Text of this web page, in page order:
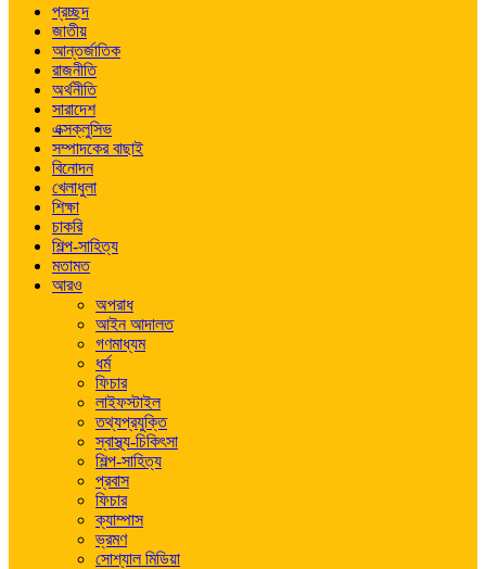
প্রচ্ছদ
জাতীয়
আন্তর্জাতিক
রাজনীতি
অর্থনীতি
সারাদেশ
এক্সক্লুসিভ
সম্পাদকের বাছাই
বিনোদন
খেলাধুলা
শিক্ষা
চাকরি
শিল্প-সাহিত্য
মতামত
আরও
অপরাধ
আইন আদালত
গণমাধ্যম
ধর্ম
ফিচার
লাইফস্টাইল
তথ্যপ্রযুক্তি
স্বাস্থ্য-চিকিৎসা
শিল্প-সাহিত্য
প্রবাস
ফিচার
ক্যাম্পাস
ভ্রমণ
সোশ্যাল মিডিয়া